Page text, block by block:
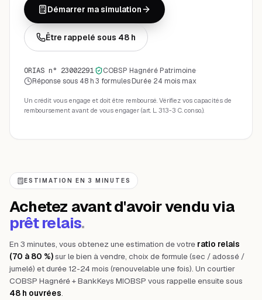
Démarrer ma simulation
Être rappelé sous 48 h
ORIAS n° 23002291· COBSP Hagnéré Patrimoine·
Réponse sous 48 h·3 formules·Durée 24 mois max
Un crédit vous engage et doit être remboursé. Vérifiez vos capacités de
remboursement avant de vous engager (art. L. 313-3 C. conso.).
ESTIMATION EN 3 MINUTES
Achetez avant d'avoir vendu via
prêt relais.
En 3 minutes, vous obtenez une estimation de votre ratio relais
(70 à 80 %)sur le bien à vendre, choix de formule (sec / adossé /
jumelé) et durée 12-24 mois (renouvelable une fois). Un courtier
COBSP Hagnéré + BankKeys MIOBSP vous rappelle ensuite sous
48 h ouvrées.